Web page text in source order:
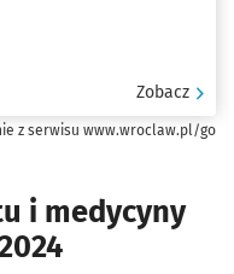
Zobacz
z serwisu www.wroclaw.pl/go
i medycyny